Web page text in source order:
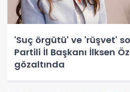
'Suç örgütü' ve 'rüşvet'
Partili İl Başkanı İlksen
gözaltında